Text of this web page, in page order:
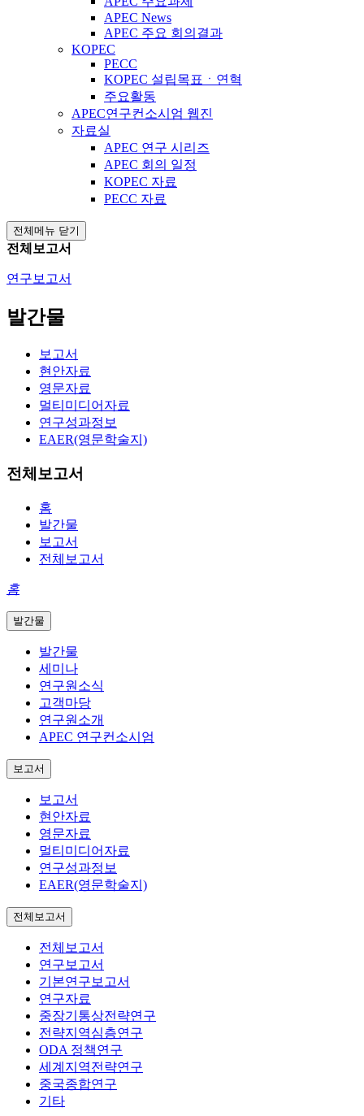
APEC News
APEC 주요 회의결과
KOPEC
PECC
KOPEC 설립목표ㆍ연혁
주요활동
APEC연구컨소시엄 웹진
자료실
APEC 연구 시리즈
APEC 회의 일정
KOPEC 자료
PECC 자료
전체메뉴 닫기
전체보고서
연구보고서
발간물
보고서
현안자료
영문자료
멀티미디어자료
연구성과정보
EAER(영문학술지)
전체보고서
홈
발간물
보고서
전체보고서
홈
발간물
발간물
세미나
연구원소식
고객마당
연구원소개
APEC 연구컨소시엄
보고서
보고서
현안자료
영문자료
멀티미디어자료
연구성과정보
EAER(영문학술지)
전체보고서
전체보고서
연구보고서
기본연구보고서
연구자료
중장기통상전략연구
전략지역심층연구
ODA 정책연구
세계지역전략연구
중국종합연구
기타